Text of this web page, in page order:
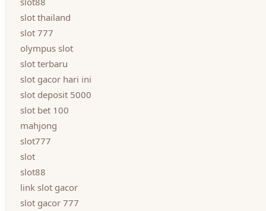
slot thailand
slot 777
olympus slot
slot terbaru
slot gacor hari ini
slot deposit 5000
slot bet 100
mahjong
slot777
slot
slot88
link slot gacor
slot gacor 777